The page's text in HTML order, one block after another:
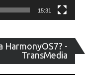
15:31
HarmonyOS7? -
TransMedia
de